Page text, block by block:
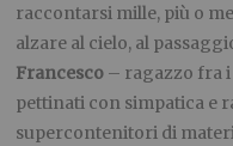
raccontarsi mille, più o
alzare al cielo, al
Francesco – ragazzo fra
pettinati con simpatica e
supercontenitori di